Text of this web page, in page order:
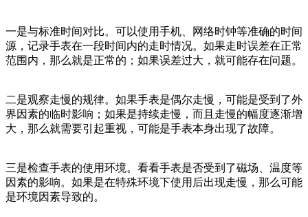
一是与标准时间对比。可以使用手机、网络时钟等准确的时间
源，记录手表在一段时间内的走时情况。如果走时误差在正常
范围内，那么就是正常的；如果误差过大，就可能存在问题。
二是观察走慢的规律。如果手表是偶尔走慢，可能是受到了外
界因素的临时影响；如果是持续走慢，而且走慢的幅度逐渐增
大，那么就需要引起重视，可能是手表本身出现了故障。
三是检查手表的使用环境。看看手表是否受到了磁场、温度等
因素的影响。如果是在特殊环境下使用后出现走慢，那么可能
是环境因素导致的。